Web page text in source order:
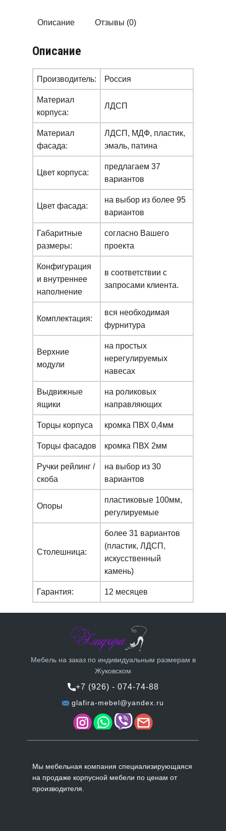
Описание Отзывы (0)
Описание
Производитель: Россия
Материал
корпуса:
ЛДСП
Материал
фасада:
ЛДСП, МДФ, пластик,
эмаль, патина
Цвет корпуса:
предлагаем 37
вариантов
Цвет фасада:
на выбор из более 95
вариантов
Габаритные
размеры:
согласно Вашего
проекта
Конфигурация
и внутреннее
наполнение
в соответствии с
запросами клиента.
Комплектация:
вся необходимая
фурнитура
Верхние
модули
на простых
нерегулируемых
навесах
Выдвижные
ящики
на роликовых
направляющих
Торцы корпуса кромка ПВХ 0,4мм
Торцы фасадов кромка ПВХ 2мм
Ручки рейлинг /
скоба
на выбор из 30
вариантов
Опоры
пластиковые 100мм,
регулируемые
Столешница:
более 31 вариантов
(пластик, ЛДСП,
искусcтвенный
камень)
Гарантия: 12 месяцев
Мебель на заказ по индивидуальным размерам в
Жуковском
+7 (926) - 074-74-88
glafira-mebel@yandex.ru
Мы мебельная компания специализирующаяся
на продаже корпусной мебели по ценам от
производителя.